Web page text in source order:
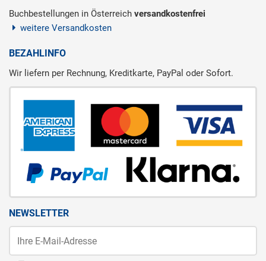
Buchbestellungen in Österreich versandkostenfrei
weitere Versandkosten
BEZAHLINFO
Wir liefern per Rechnung, Kreditkarte, PayPal oder Sofort.
NEWSLETTER